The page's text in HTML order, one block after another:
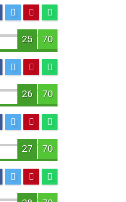
25 70
26 70
27 70